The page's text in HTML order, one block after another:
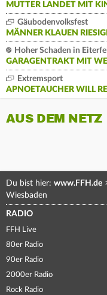
MUTTER LANDET MIT
Gäubodenvolksfest
MÄNNER KLAUEN
Hoher Schaden in
GARAGENTRAKT MIT
Extremsport
APNOETAUCHER WILL
AUS DEM NETZ
Du bist hier: www.FFH.de
Wiesbaden
RADIO
FFH Live
80er Radio
90er Radio
2000er Radio
Rock Radio